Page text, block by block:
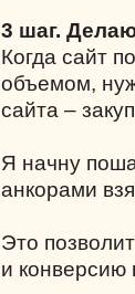
3 шаг.
Когда сайт
объемом,
сайта –
Я начну
анкорами
Это
и конверсию